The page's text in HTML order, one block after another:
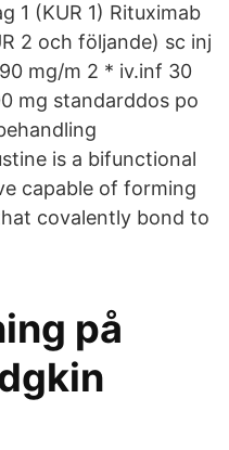
1 (KUR 1) Rituximab
2 och följande) sc inj
mg/m 2 * iv.inf 30
mg standarddos po
is a bifunctional
capable of forming
covalently bond to
på